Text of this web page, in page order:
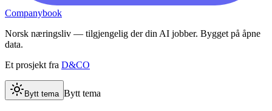
Companybook
Norsk næringsliv — tilgjengelig der din AI jobber. Bygget på åpne
data.
Et prosjekt fra D&CO
Bytt tema Bytt tema